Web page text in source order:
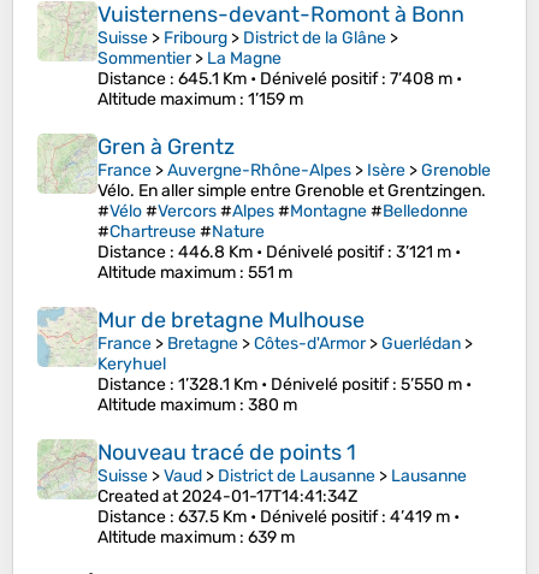
Vuisternens-devant-Romont à Bonn
Suisse > Fribourg > District de la Glâne >
Sommentier> La Magne
Distance : 645.1 Km • Dénivelé positif: 7’408 m •
Altitude maximum : 1’159 m
Gren à Grentz
France >Auvergne-Rhône-Alpes > Isère >Grenoble
Vélo. En aller simple entre Grenoble et Grentzingen.
#Vélo#Vercors#Alpes#Montagne#Belledonne
#Chartreuse#Nature
Distance : 446.8 Km • Dénivelé positif: 3’121 m •
Altitude maximum : 551 m
Mur de bretagne Mulhouse
France > Bretagne >Côtes-d'Armor>Guerlédan >
Keryhuel
Distance : 1’328.1 Km • Dénivelé positif: 5’550 m •
Altitude maximum : 380 m
Nouveau tracé de points 1
Suisse >Vaud > District de Lausanne > Lausanne
Created at 2024-01-17T14:41:34Z
Distance : 637.5 Km • Dénivelé positif: 4’419 m •
Altitude maximum : 639 m